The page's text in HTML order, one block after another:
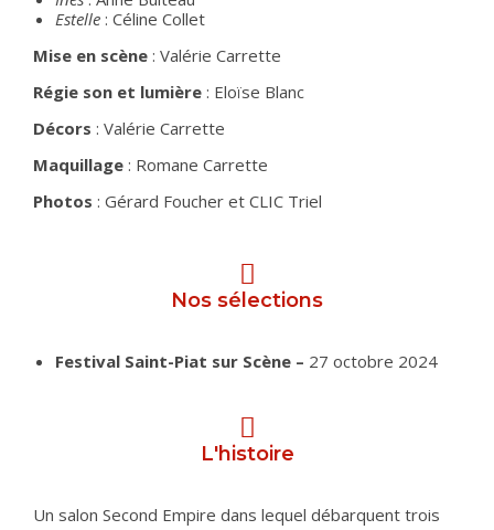
Estelle : Céline Collet
Mise en scène : Valérie Carrette
Régie son et lumière : Eloïse Blanc
Décors : Valérie Carrette
Maquillage : Romane Carrette
Photos : Gérard Foucher et CLIC Triel
Nos sélections
Festival Saint-Piat sur Scène – 27 octobre 2024
L'histoire
Un salon Second Empire dans lequel débarquent trois